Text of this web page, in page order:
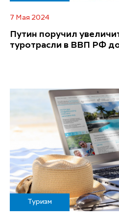
7 Мая 2024
Путин поручил
туротрасли в ВВП РФ
Туризм